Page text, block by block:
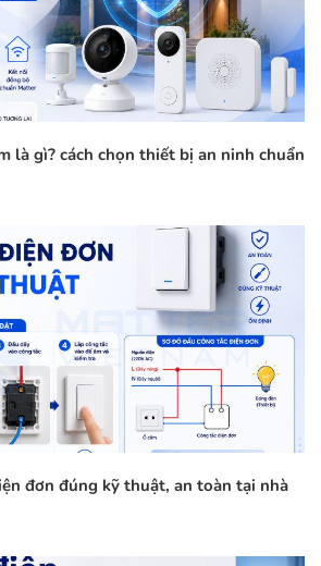
là gì? cách chọn thiết bị an ninh chuẩn
đơn đúng kỹ thuật, an toàn tại nhà